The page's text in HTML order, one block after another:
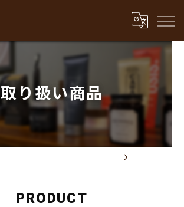
取り扱い商品
福岡県朝倉郡のメンズカットならFUKUOKA BARBER PLACE
PRODUCT